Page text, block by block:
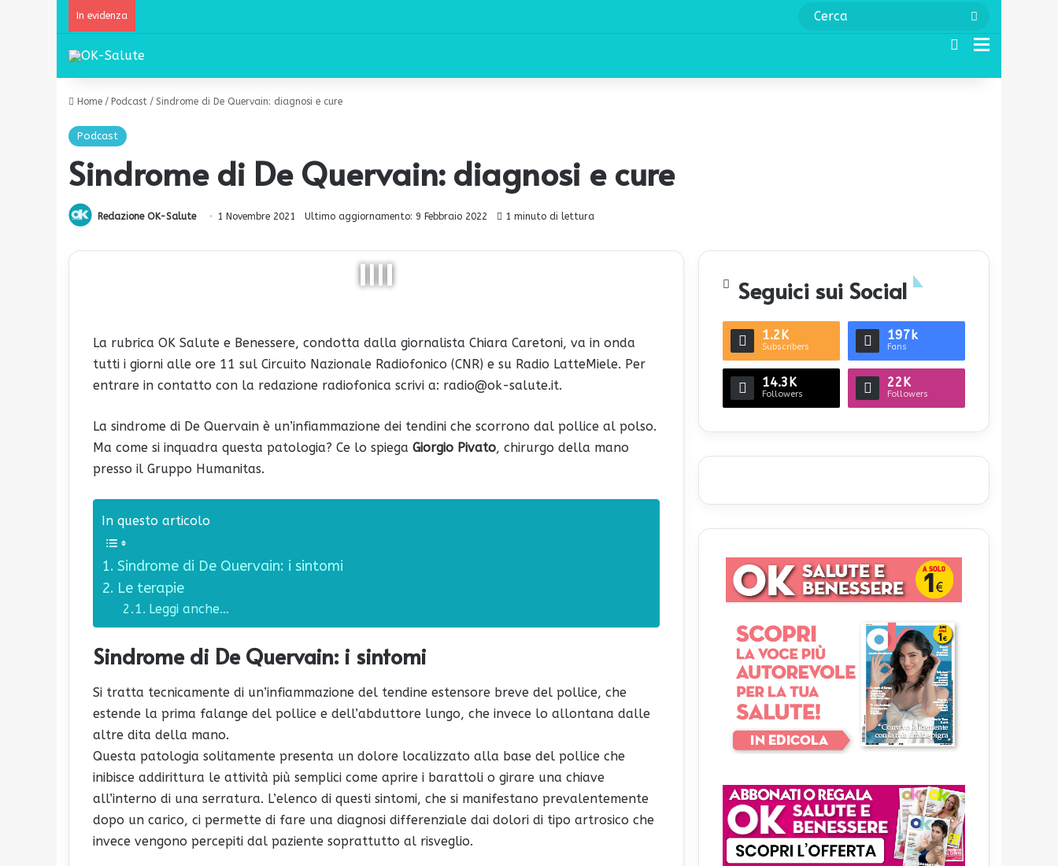
In evidenza
Cerca
Home / Podcast / Sindrome di De Quervain: diagnosi e cure
Podcast
Sindrome di De Quervain: diagnosi e cure
Redazione OK-Salute 1 Novembre 2021 Ultimo aggiornamento: 9 Febbraio 2022 1 minuto di lettura
La rubrica OK Salute e Benessere, condotta dalla giornalista Chiara Caretoni, va in onda
tutti i giorni alle ore 11 sul Circuito Nazionale Radiofonico (CNR) e su Radio LatteMiele. Per
entrare in contatto con la redazione radiofonica scrivi a: radio@ok-salute.it.
La sindrome di De Quervain è un’infiammazione dei tendini che scorrono dal pollice al polso.
Ma come si inquadra questa patologia? Ce lo spiega Giorgio Pivato, chirurgo della mano
presso il Gruppo Humanitas.
In questo articolo
Sindrome di De Quervain: i sintomi
Le terapie
Leggi anche…
Sindrome di De Quervain: i sintomi
Si tratta tecnicamente di un’infiammazione del tendine estensore breve del pollice, che
estende la prima falange del pollice e dell’abduttore lungo, che invece lo allontana dalle
altre dita della mano.
Questa patologia solitamente presenta un dolore localizzato alla base del pollice che
inibisce addirittura le attività più semplici come aprire i barattoli o girare una chiave
all’interno di una serratura. L’elenco di questi sintomi, che si manifestano prevalentemente
dopo un carico, ci permette di fare una diagnosi differenziale dai dolori di tipo artrosico che
invece vengono percepiti dal paziente soprattutto al risveglio.
Seguici sui Social
1.2K
Subscribers
197k
Fans
14.3K
Followers
22K
Followers